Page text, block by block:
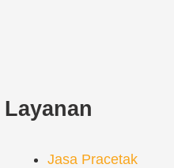
Layanan
Jasa Pracetak